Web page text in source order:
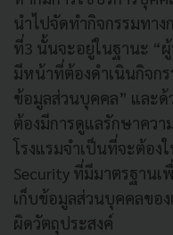
นำไปจัดทำกิจกรรมทา
ที่3 นั้นจะอยู่ในฐานะ “
มีหน้าที่ต้องดำเนินกิจก
ข้อมูลส่วนบุคคล” และ
ต้องมีการดูแลรักษาคว
โรงแรมจำเป็นที่จะต้อ
Security ที่มีมาตรฐานเ
เก็บข้อมูลส่วนบุคคลขอ
ผิดวัตถุประสงค์